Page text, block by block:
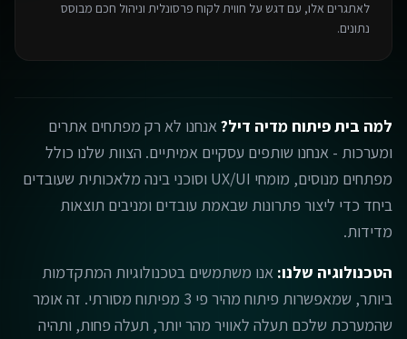
לאתגרים אלו, עם דגש על חווית לקוח פרסונלית וניהול חכם מבוסס
נתונים.
למה בית פיתוח מדיה דיל?אנחנו לא רק מפתחים אתרים
ומערכות - אנחנו שותפים עסקיים אמיתיים. הצוות שלנו כולל
מפתחים מנוסים, מומחי UX/UI וסוכני בינה מלאכותית שעובדים
ביחד כדי ליצור פתרונות שבאמת עובדים ומניבים תוצאות
מדידות.
הטכנולוגיה שלנו: אנו משתמשים בטכנולוגיות המתקדמות
ביותר, שמאפשרות פיתוח מהיר פי 3 מפיתוח מסורתי. זה אומר
שהמערכת שלכם תעלה לאוויר מהר יותר, תעלה פחות, ותהיה